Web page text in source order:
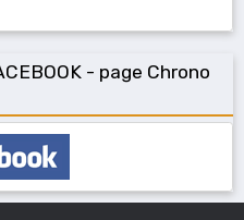
- page Chrono